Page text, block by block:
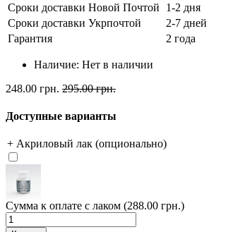
Сроки доставки Новой Почтой
1-2 дня
Сроки доставки Укрпочтой
2-7 дней
Гарантия
2 года
Наличие: Нет в наличии
248.00 грн. 295.00 грн.
Доступные варианты
+ Акриловый лак (опционально)
Сумма к оплате с лаком (288.00 грн.)